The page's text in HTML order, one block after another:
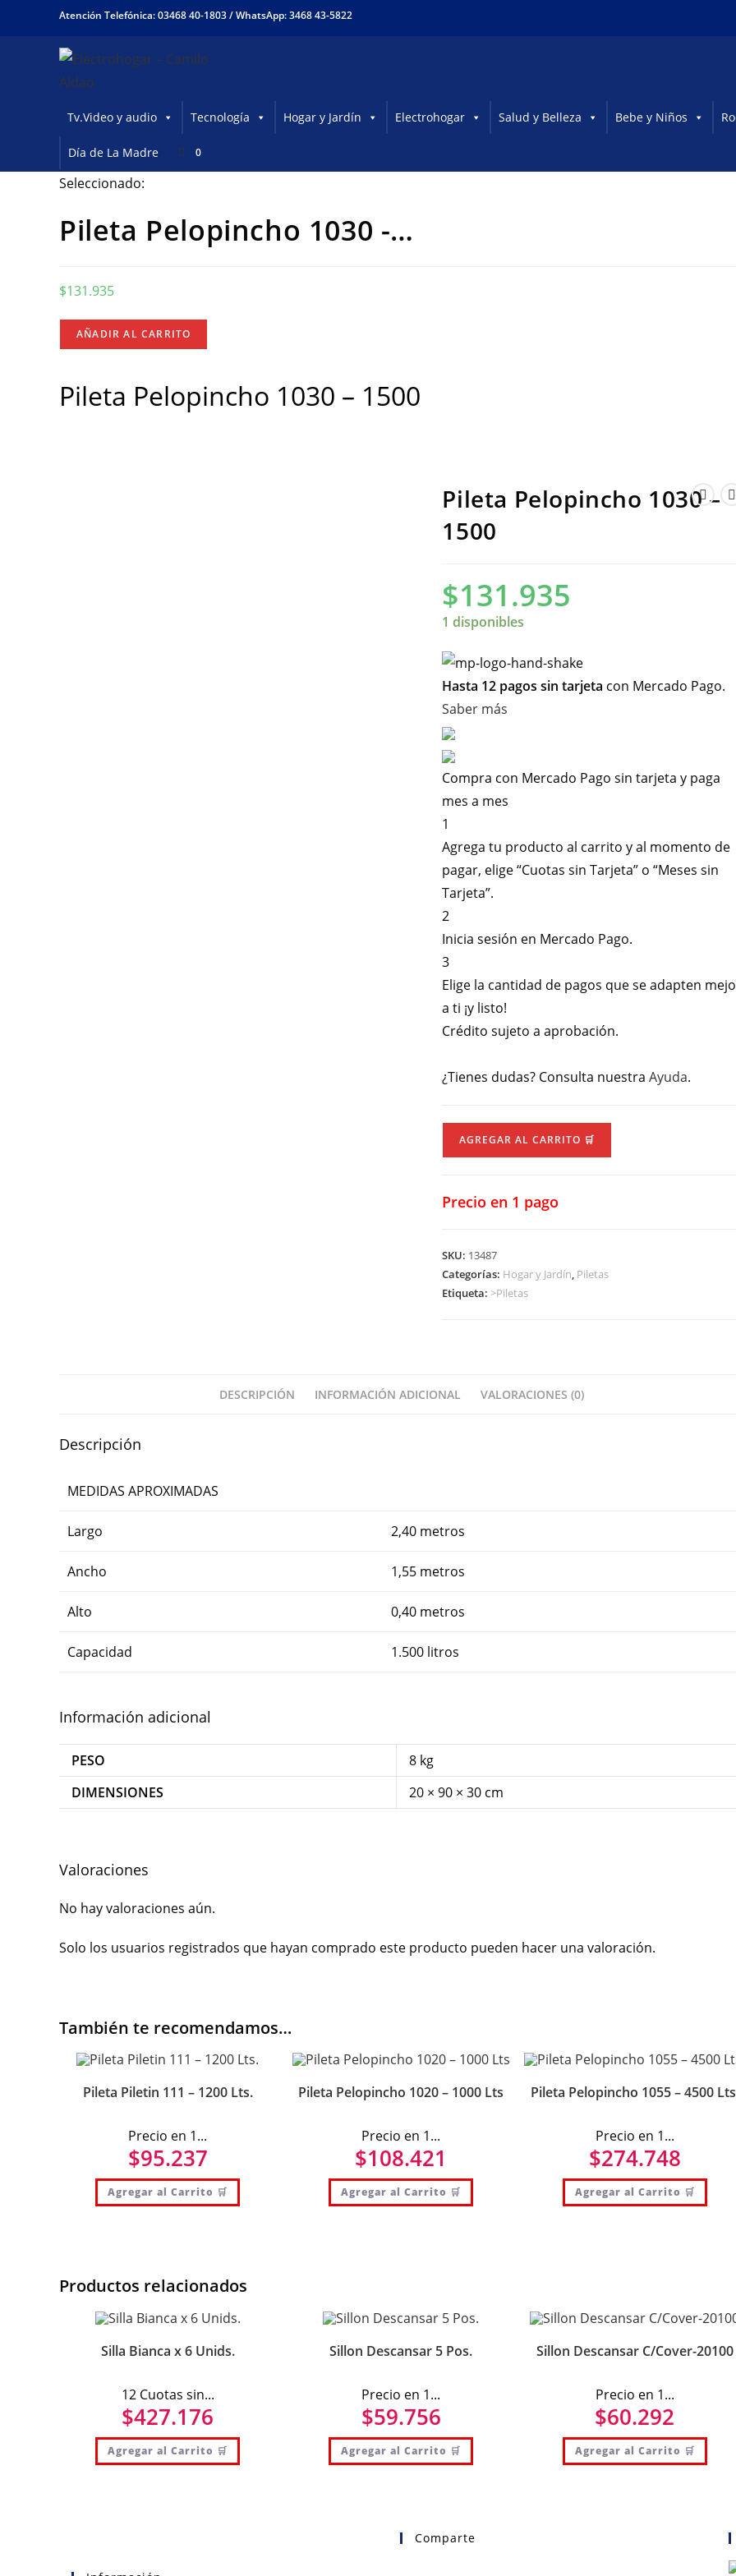
Atención Telefónica: 03468 40-1803 /WhatsApp: 3468 43-5822
Tv.Video y audio Tecnología Hogar y Jardín Electrohogar Salud y Belleza Bebe y Niños
Día de La Madre 0
Seleccionado:
Pileta Pelopincho 1030 -…
$131.935
Pileta
Pelopincho
-
1500
AÑADIR AL CARRITO
Pileta Pelopincho 1030 – 1500
Pileta Pelopincho 1030 –
1500
$131.935
1 disponibles
Hasta 12 pagos sin tarjeta con Mercado Pago.
Saber más
Compra con Mercado Pago sin tarjeta y paga
mes a mes
1
Agrega tu producto al carrito y al momento de
pagar, elige “Cuotas sin Tarjeta” o “Meses sin
Tarjeta”.
2
Inicia sesión en Mercado Pago.
3
Elige la cantidad de pagos que se adapten
a ti ¡y listo!
Crédito sujeto a aprobación.
¿Tienes dudas? Consulta nuestraAyuda.
-
AGREGAR AL CARRITO 🛒
Precio en 1 pago
SKU: 13487
Categorías: Hogar y Jardín, Piletas
Etiqueta:>Piletas
DESCRIPCIÓN INFORMACIÓN ADICIONAL VALORACIONES (0)
Descripción
MEDIDAS APROXIMADAS
Largo 2,40 metros
Ancho 1,55 metros
Alto 0,40 metros
Capacidad 1.500 litros
Información adicional
PESO
8 kg
DIMENSIONES
20 × 90 × 30 cm
Valoraciones
No hay valoraciones aún.
Solo los usuarios registrados que hayan comprado este producto pueden hacer una valoración.
También te recomendamos…
Pileta Piletin 111 – 1200 Lts.
Precio en 1...
$95.237
Agregar al Carrito 🛒
Pileta Pelopincho 1020 – 1000 Lts
Precio en 1...
$108.421
Agregar al Carrito 🛒
Pileta Pelopincho 1055 – 4500
Precio en 1...
$274.748
Agregar al Carrito 🛒
Productos relacionados
Silla Bianca x 6 Unids.
12 Cuotas sin...
$427.176
Agregar al Carrito 🛒
Sillon Descansar 5 Pos.
Precio en 1...
$59.756
Agregar al Carrito 🛒
Sillon Descansar C/Cover-20100
Precio en 1...
$60.292
Agregar al Carrito 🛒
Comparte